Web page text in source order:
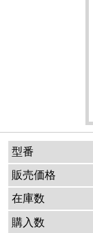
型番
販売価格
在庫数
購入数